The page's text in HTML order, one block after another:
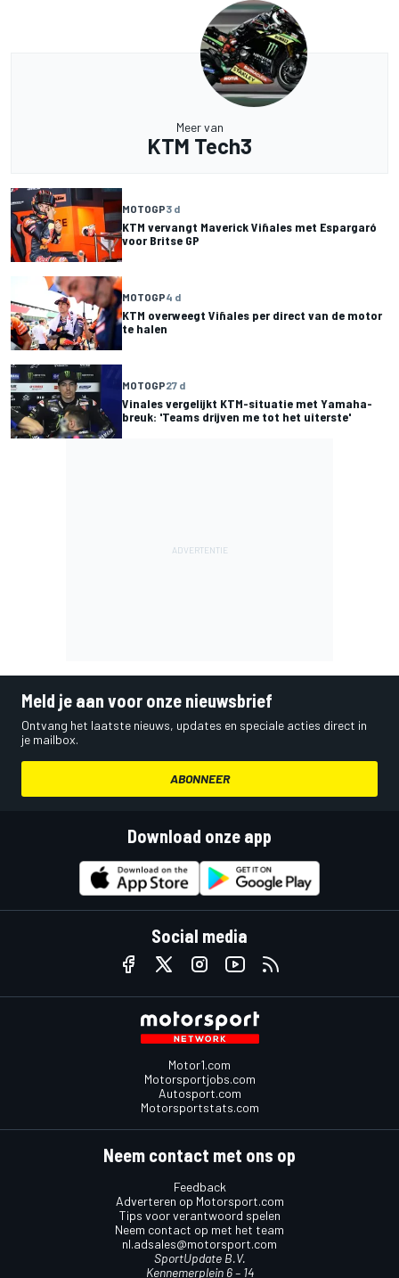
Meer van
KTM Tech3
MOTOGP3 d
KTM vervangt Maverick Viñales met Espargaró
voor Britse GP
MOTOGP4 d
KTM overweegt Viñales per direct van de motor
te halen
MOTOGP27 d
Vinales vergelijkt KTM-situatie met Yamaha-
breuk: 'Teams drijven me tot het uiterste'
Meld je aan voor onze nieuwsbrief
Ontvang het laatste nieuws, updates en speciale acties direct in
je mailbox.
ABONNEER
Download onze app
Social media
Motor1.com
Motorsportjobs.com
Autosport.com
Motorsportstats.com
Neem contact met ons op
Feedback
Adverteren op Motorsport.com
Tips voor verantwoord spelen
Neem contact op met het team
nl.adsales@motorsport.com
SportUpdate B.V.
Kennemerplein 6 – 14